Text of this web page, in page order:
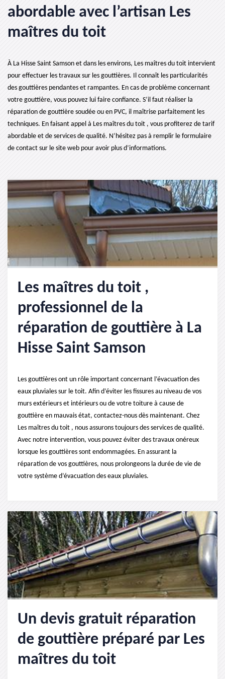
abordable avec l’artisan Les
maîtres du toit
À La Hisse Saint Samson et dans les environs, Les maîtres du toit intervient
pour effectuer les travaux sur les gouttières. Il connaît les particularités
des gouttières pendantes et rampantes. En cas de problème concernant
votre gouttière, vous pouvez lui faire confiance. S’il faut réaliser la
réparation de gouttière soudée ou en PVC, il maîtrise parfaitement les
techniques. En faisant appel à Les maîtres du toit , vous profiterez de tarif
abordable et de services de qualité. N’hésitez pas à remplir le formulaire
de contact sur le site web pour avoir plus d’informations.
Les maîtres du toit ,
professionnel de la
réparation de gouttière à La
Hisse Saint Samson
Les gouttières ont un rôle important concernant l’évacuation des
eaux pluviales sur le toit. Afin d’éviter les fissures au niveau de vos
murs extérieurs et intérieurs ou de votre toiture à cause de
gouttière en mauvais état, contactez-nous dès maintenant. Chez
Les maîtres du toit , nous assurons toujours des services de qualité.
Avec notre intervention, vous pouvez éviter des travaux onéreux
lorsque les gouttières sont endommagées. En assurant la
réparation de vos gouttières, nous prolongeons la durée de vie de
votre système d’évacuation des eaux pluviales.
Un devis gratuit réparation
de gouttière préparé par Les
maîtres du toit